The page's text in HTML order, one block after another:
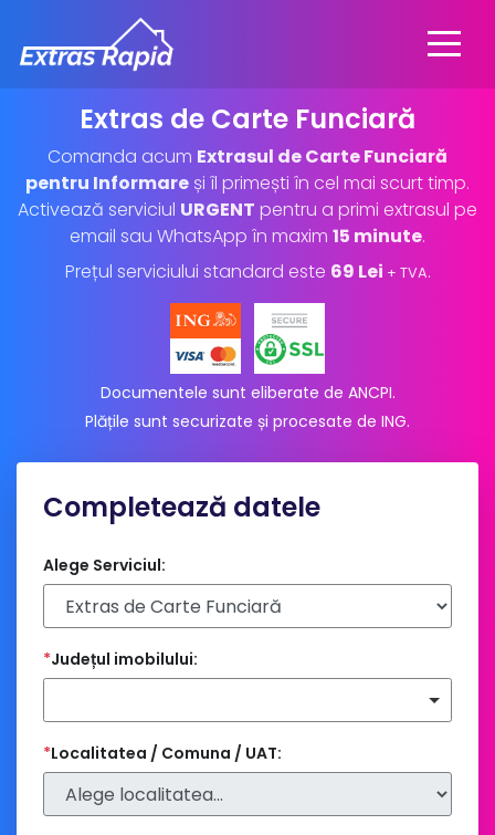
Extras de Carte Funciară
Comanda acum Extrasul de Carte Funciară
pentru Informare și îl primești în cel mai scurt timp.
Activează serviciul URGENT pentru a primi extrasul pe
email sau WhatsApp în maxim 15 minute.
Prețul serviciului standard este 69 Lei + TVA.
Documentele sunt eliberate de ANCPI.
Plățile sunt securizate și procesate de ING.
Completează datele
Alege Serviciul:
*Județul imobilului:
*Localitatea / Comuna / UAT: